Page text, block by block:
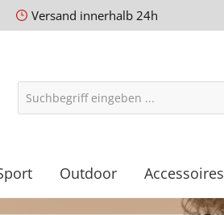
Versand innerhalb 24h
Outdoor Accessoires